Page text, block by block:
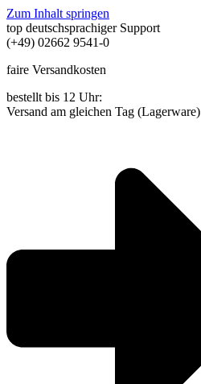
Zum Inhalt springen
top deutschsprachiger Support
(+49) 02662 9541-0
faire Versandkosten
bestellt bis 12 Uhr:
Versand am gleichen Tag (Lagerware)